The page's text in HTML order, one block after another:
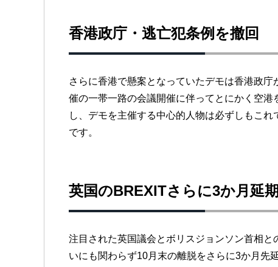
香港政庁・逃亡犯条例を撤回
さらに香港で懸案となっていたデモは香港政
催の一帯一路の会議開催に伴ってとにかく空
し、デモを主催する中心的人物は必ずしもこ
です。
英国のBREXITさらに3か月延
注目された英国議会とボリスジョンソン首相
いにも関わらず10月末の離脱をさらに3か月先